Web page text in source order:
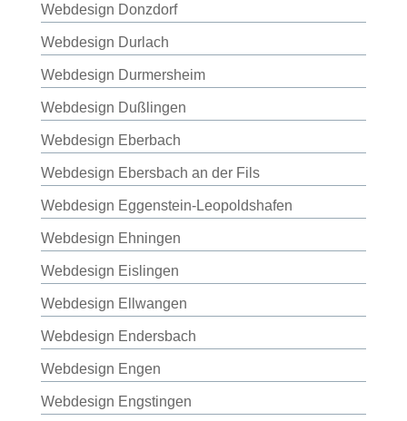
Webdesign Donzdorf
Webdesign Durlach
Webdesign Durmersheim
Webdesign Dußlingen
Webdesign Eberbach
Webdesign Ebersbach an der Fils
Webdesign Eggenstein-Leopoldshafen
Webdesign Ehningen
Webdesign Eislingen
Webdesign Ellwangen
Webdesign Endersbach
Webdesign Engen
Webdesign Engstingen